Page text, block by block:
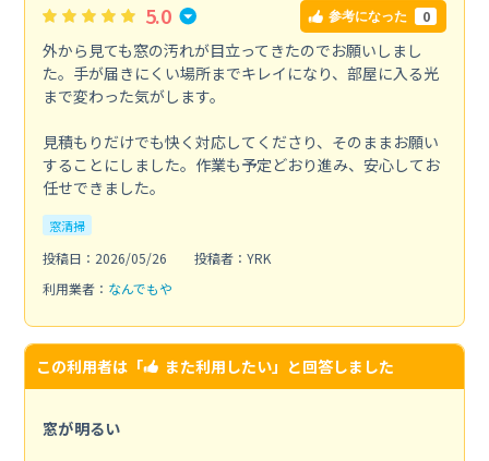
5.0 参考になった 0
外から見ても窓の汚れが目立ってきたのでお願いしまし
た。手が届きにくい場所までキレイになり、部屋に入る光
まで変わった気がします。
見積もりだけでも快く対応してくださり、そのままお願い
することにしました。作業も予定どおり進み、安心してお
任せできました。
窓清掃
投稿日：2026/05/26
投稿者：YRK
利用業者： なんでもや
この利用者は「 また利用したい」と回答しました
窓が明るい